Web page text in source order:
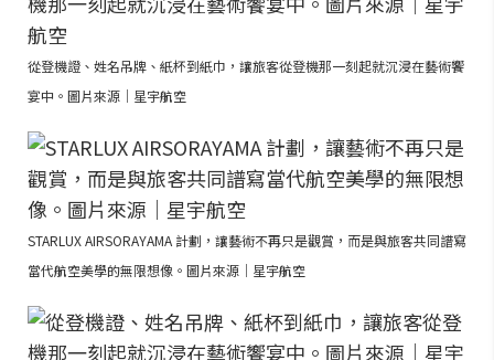
從登機證、姓名吊牌、紙杯到紙巾，讓旅客從登機那一刻起就沉浸在藝術饗
宴中。圖片來源｜星宇航空
STARLUX AIRSORAYAMA 計劃，讓藝術不再只是觀賞，而是與旅客共同譜寫
當代航空美學的無限想像。圖片來源｜星宇航空